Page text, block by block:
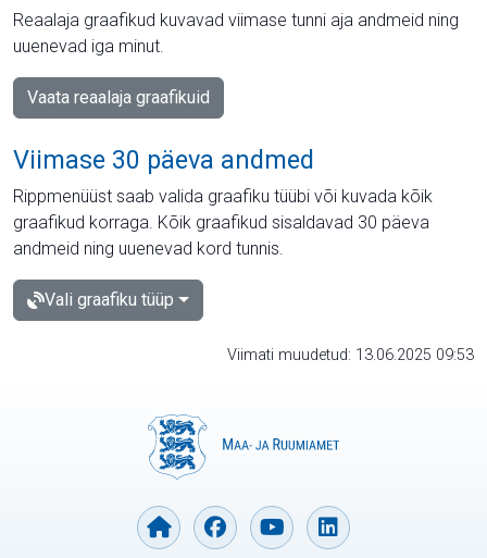
Reaalaja graafikud kuvavad viimase tunni aja andmeid ning
uuenevad iga minut.
Vaata reaalaja graafikuid
Viimase 30 päeva andmed
Rippmenüüst saab valida graafiku tüübi või kuvada kõik
graafikud korraga. Kõik graafikud sisaldavad 30 päeva
andmeid ning uuenevad kord tunnis.
Vali graafiku tüüp
Viimati muudetud: 13.06.2025 09:53